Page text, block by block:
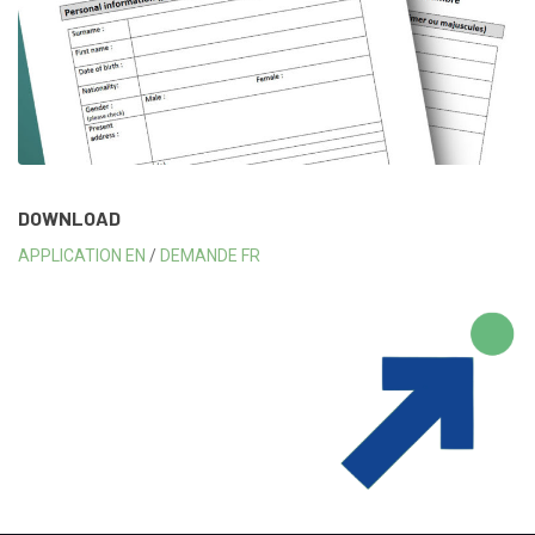
DOWNLOAD
APPLICATION EN / DEMANDE FR